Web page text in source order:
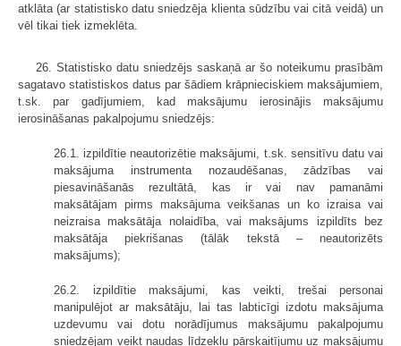
atklāta (ar statistisko datu sniedzēja klienta sūdzību vai citā veidā) un
vēl tikai tiek izmeklēta.
26. Statistisko datu sniedzējs saskaņā ar šo noteikumu prasībām
sagatavo statistiskos datus par šādiem krāpnieciskiem maksājumiem,
t.sk. par gadījumiem, kad maksājumu ierosinājis maksājumu
ierosināšanas pakalpojumu sniedzējs:
26.1. izpildītie neautorizētie maksājumi, t.sk. sensitīvu datu vai
maksājuma instrumenta nozaudēšanas, zādzības vai
piesavināšanās rezultātā, kas ir vai nav pamanāmi
maksātājam pirms maksājuma veikšanas un ko izraisa vai
neizraisa maksātāja nolaidība, vai maksājums izpildīts bez
maksātāja piekrišanas (tālāk tekstā – neautorizēts
maksājums);
26.2. izpildītie maksājumi, kas veikti, trešai personai
manipulējot ar maksātāju, lai tas labticīgi izdotu maksājuma
uzdevumu vai dotu norādījumus maksājumu pakalpojumu
sniedzējam veikt naudas līdzekļu pārskaitījumu uz maksājumu